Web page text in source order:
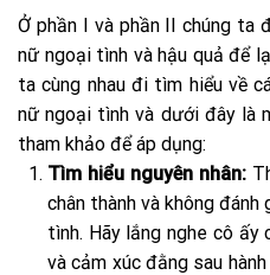
Ở phần I và phần II chúng ta
nữ ngoại tình và hậu quả để
ta cùng nhau đi tìm hiểu về
nữ ngoại tình và dưới đây là
tham khảo để áp dụng:
Tìm hiểu nguyên nhân:
chân thành và không
tình. Hãy lắng nghe cô ấy
và cảm xúc đằng sau